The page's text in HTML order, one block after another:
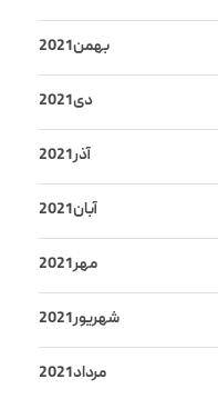
بهمن 2021
دی 2021
آذر 2021
آبان 2021
مهر 2021
شهریور 2021
مرداد 2021